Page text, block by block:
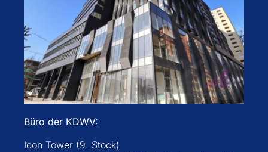
Büro der KDWV:
Icon Tower (9. Stock)